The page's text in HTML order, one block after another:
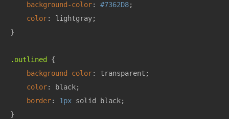
background-color: #7362D8;
color: lightgray;
}
.outlined
{
background-color: transparent;
color: black;
border: 1px solid black;
}